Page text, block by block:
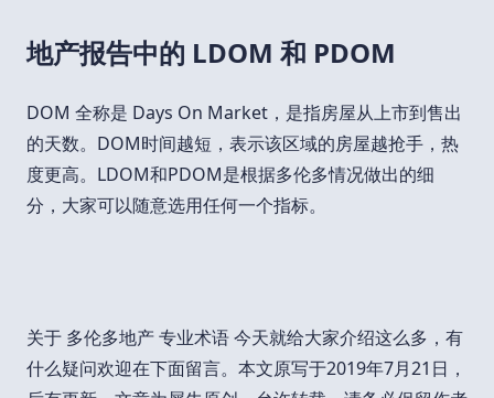
地产报告中的 LDOM 和 PDOM
DOM 全称是 Days On Market，是指房屋从上市到售出
的天数。DOM时间越短，表示该区域的房屋越抢手，热
度更高。LDOM和PDOM是根据多伦多情况做出的细
分，大家可以随意选用任何一个指标。
关于 多伦多地产 专业术语 今天就给大家介绍这么多，有
什么疑问欢迎在下面留言。本文原写于2019年7月21日，